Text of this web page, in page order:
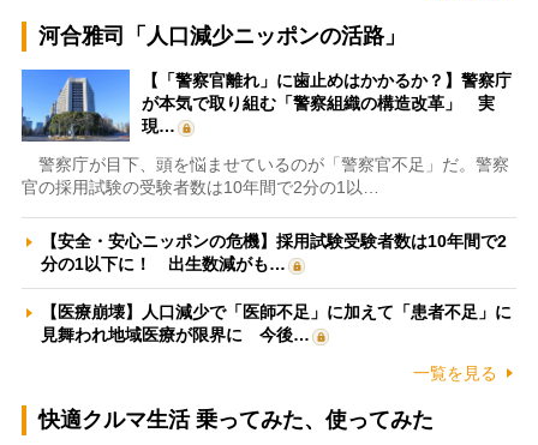
河合雅司「人口減少ニッポンの活路」
【「警察官離れ」に歯止めはかかるか？】警察庁
が本気で取り組む「警察組織の構造改革」 実
現…
警察庁が目下、頭を悩ませているのが「警察官不足」だ。警察
官の採用試験の受験者数は10年間で2分の1以…
【安全・安心ニッポンの危機】採用試験受験者数は10年間で2
分の1以下に！ 出生数減がも…
【医療崩壊】人口減少で「医師不足」に加えて「患者不足」に
見舞われ地域医療が限界に 今後…
一覧を見る
快適クルマ生活 乗ってみた、使ってみた